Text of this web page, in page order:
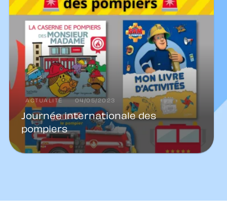
ACTUALITÉ 04/05/2023
Journée internationale des
pompiers